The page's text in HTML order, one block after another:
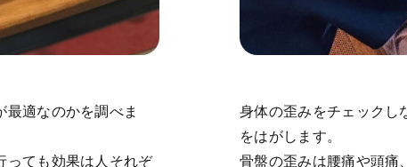
適なのかを調べま
っても効果は人それぞ
身体の歪みをチェックし
をはがします。
骨盤の歪みは腰痛や頭痛